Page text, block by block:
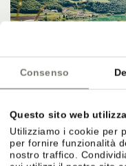
Consenso
Questo sito web
Utilizziamo i cookie per
per fornire funzionalità
nostro traffico.
METE, SERVIZI